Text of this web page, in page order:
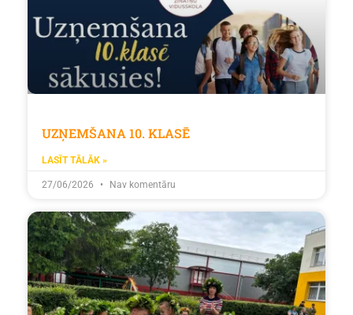
UZŅEMŠANA 10. KLASĒ
LASĪT TĀLĀK »
27/06/2026 Nav komentāru